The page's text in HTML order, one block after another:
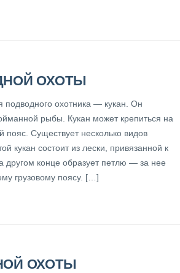
ОХОТЫ
охотника — кукан. Он
рыбы. Кукан может крепиться на
пояс. Существует несколько видов
кукан состоит из лески, привязанной к
конце образует петлю — за нее
грузовому поясу. […]
ОХОТЫ